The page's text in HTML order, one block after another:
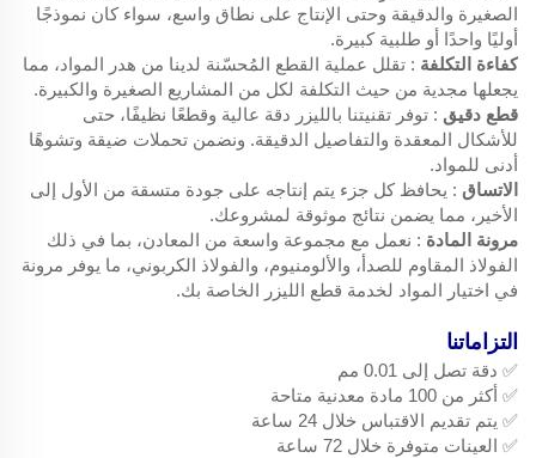
الصغيرة والدقيقة وحتى الإنتاج على نطاق واسع، سواء كان نموذجًا
أوليًا واحدًا أو طلبية كبيرة.
كفاءة التكلفة : تقلل عملية القطع المُحسّنة لدينا من هدر المواد، مما
يجعلها مجدية من حيث التكلفة لكل من المشاريع الصغيرة والكبيرة.
قطع دقيق : توفر تقنيتنا بالليزر دقة عالية وقطعًا نظيفًا، حتى
للأشكال المعقدة والتفاصيل الدقيقة. ونضمن تحملات ضيقة وتشوهًا
أدنى للمواد.
الاتساق : يحافظ كل جزء يتم إنتاجه على جودة متسقة من الأول إلى
الأخير، مما يضمن نتائج موثوقة لمشروعك.
مرونة المادة : نعمل مع مجموعة واسعة من المعادن، بما في ذلك
الفولاذ المقاوم للصدأ، والألومنيوم، والفولاذ الكربوني، ما يوفر مرونة
في اختيار المواد لخدمة قطع الليزر الخاصة بك.
التزاماتنا
✅ دقة تصل إلى 0.01 مم
✅ أكثر من 100 مادة معدنية متاحة
✅ يتم تقديم الاقتباس خلال 24 ساعة
✅ العينات متوفرة خلال 72 ساعة